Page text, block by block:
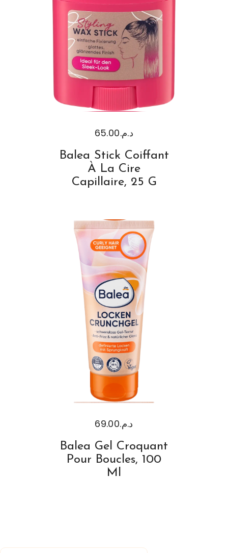
د.م.65.00
Balea Stick Coiffant
À La Cire
Capillaire, 25 G
د.م.69.00
Balea Gel Croquant
Pour Boucles, 100
Ml